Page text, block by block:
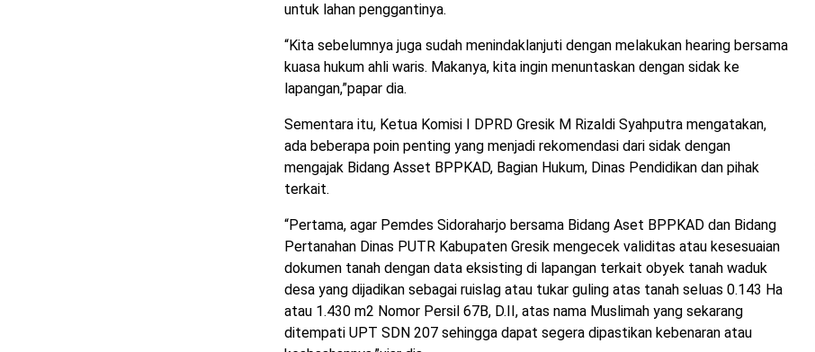
untuk lahan penggantinya.
“Kita sebelumnya juga sudah menindaklanjuti dengan melakukan hearing bersama
kuasa hukum ahli waris. Makanya, kita ingin menuntaskan dengan sidak ke
lapangan,”papar dia.
Sementara itu, Ketua Komisi I DPRD Gresik M Rizaldi Syahputra mengatakan,
ada beberapa poin penting yang menjadi rekomendasi dari sidak dengan
mengajak Bidang Asset BPPKAD, Bagian Hukum, Dinas Pendidikan dan pihak
terkait.
“Pertama, agar Pemdes Sidoraharjo bersama Bidang Aset BPPKAD dan Bidang
Pertanahan Dinas PUTR Kabupaten Gresik mengecek validitas atau kesesuaian
dokumen tanah dengan data eksisting di lapangan terkait obyek tanah waduk
desa yang dijadikan sebagai ruislag atau tukar guling atas tanah seluas 0.143 Ha
atau 1.430 m2 Nomor Persil 67B, D.II, atas nama Muslimah yang sekarang
ditempati UPT SDN 207 sehingga dapat segera dipastikan kebenaran atau